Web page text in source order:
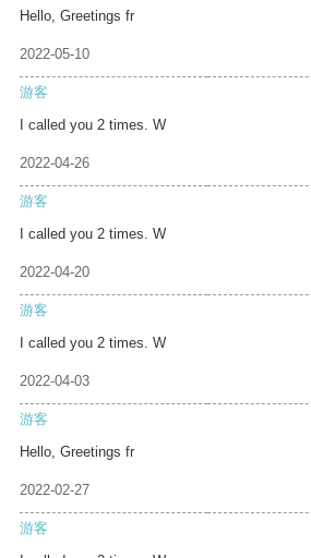
Hello, Greetings fr
2022-05-10
游客
I called you 2 times. W
2022-04-26
游客
I called you 2 times. W
2022-04-20
游客
I called you 2 times. W
2022-04-03
游客
Hello, Greetings fr
2022-02-27
游客